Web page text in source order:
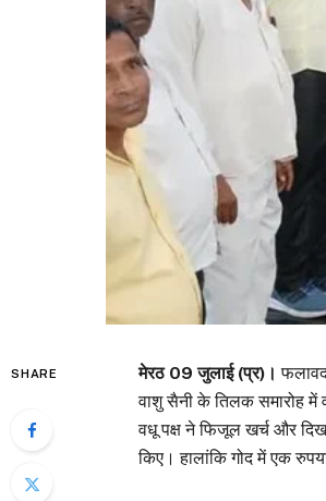
SHARE मेरठ 09 जुलाई (प्र)।
वाशु सैनी के तिलक समारोह में
वधू पक्ष ने फिजूल खर्च और
किए। हालांकि गोद में एक